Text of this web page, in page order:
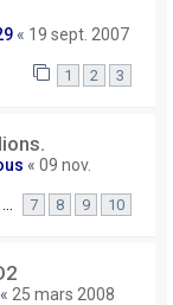
« 19 sept. 2007
1 2 3
« 09 nov.
7 8 9 10
« 25 mars 2008